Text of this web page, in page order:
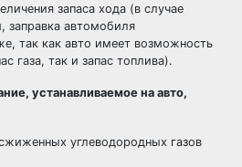
запаса хода (в случае
заправка автомобиля
так как авто имеет возможность
газа, так и запас топлива).
устанавливаемое на авто,
углеводородных газов